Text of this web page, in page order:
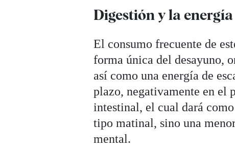
Digestión y la energía
El consumo frecuente de
forma única del desayuno,
así como una energía de
plazo, negativamente en el
intestinal, el cual dará
tipo matinal, sino una
mental.